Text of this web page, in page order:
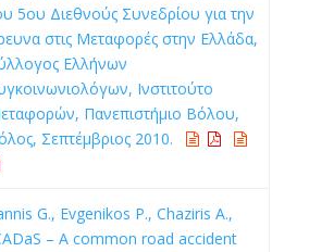
5ου Διεθνούς Συνεδρίου για την
στις Μεταφορές στην Ελλάδα,
Ελλήνων
Ινστιτούτο
Πανεπιστήμιο Βόλου,
Σεπτέμβριος 2010.
G., Evgenikos P., Chaziris A.,
– A common road accident